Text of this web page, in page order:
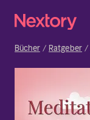
Bücher Ratgeber